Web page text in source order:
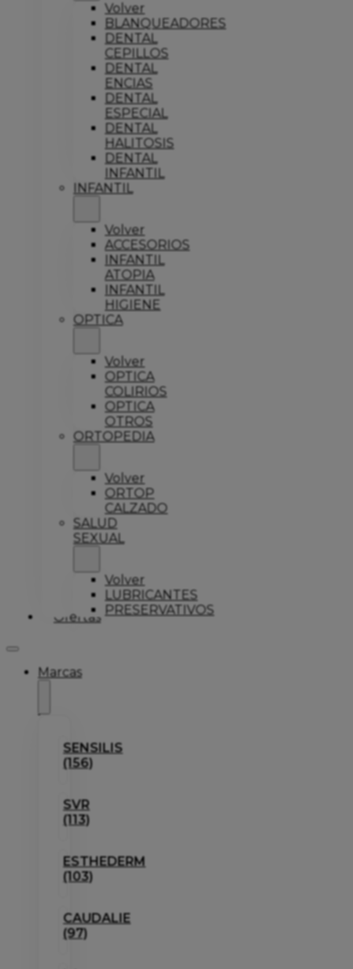
Volver
BLANQUEADORES
DENTAL
CEPILLOS
DENTAL
ENCIAS
DENTAL
ESPECIAL
DENTAL
HALITOSIS
DENTAL
INFANTIL
INFANTIL
Volver
ACCESORIOS
INFANTIL
ATOPIA
INFANTIL
HIGIENE
OPTICA
Volver
OPTICA
COLIRIOS
OPTICA
OTROS
ORTOPEDIA
Volver
ORTOP
CALZADO
SALUD
SEXUAL
Volver
LUBRICANTES
PRESERVATIVOS
Ofertas
Marcas
SENSILIS
(156)
SVR
(113)
ESTHEDERM
(103)
CAUDALIE
(97)